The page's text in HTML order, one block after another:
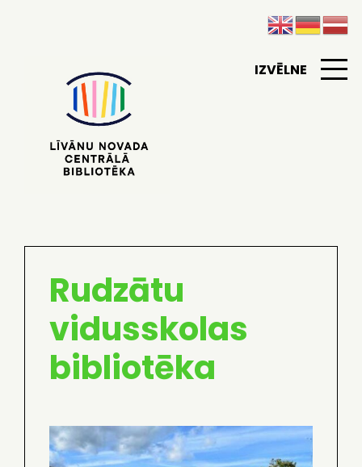
IZVĒLNE
Rudzātu
vidusskolas
bibliotēka